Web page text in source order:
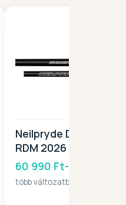
Neilpryde Dragonfly
RDM 2026
60 990 Ft-tól
több változatban